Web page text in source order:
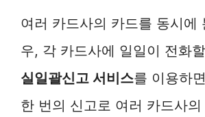
여러 카드사의 카드를 동시에
우, 각 카드사에 일일이 전화
실일괄신고 서비스를 이용하
한 번의 신고로 여러 카드사